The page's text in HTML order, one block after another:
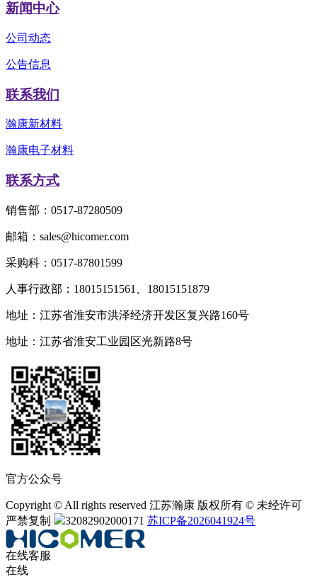
新闻中心
公司动态
公告信息
联系我们
瀚康新材料
瀚康电子材料
联系方式
销售部：0517-87280509
邮箱：sales@hicomer.com
采购科：0517-87801599
人事行政部：18015151561、18015151879
地址：江苏省淮安市洪泽经济开发区复兴路160号
地址：江苏省淮安工业园区光新路8号
官方公众号
Copyright © All rights reserved 江苏瀚康 版权所有 © 未经许可
严禁复制
32082902000171 苏ICP备2026041924号
在线客服
在线